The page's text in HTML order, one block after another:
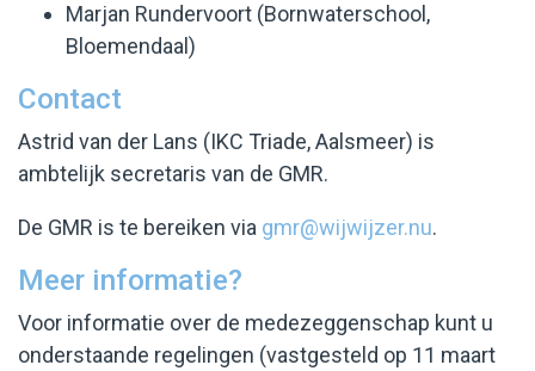
Marjan Rundervoort (Bornwaterschool,
Bloemendaal)
Contact
Astrid van der Lans (IKC Triade, Aalsmeer) is
ambtelijk secretaris van de GMR.
De GMR is te bereiken via gmr@wijwijzer.nu.
Meer informatie?
Voor informatie over de medezeggenschap kunt u
onderstaande regelingen (vastgesteld op 11 maart